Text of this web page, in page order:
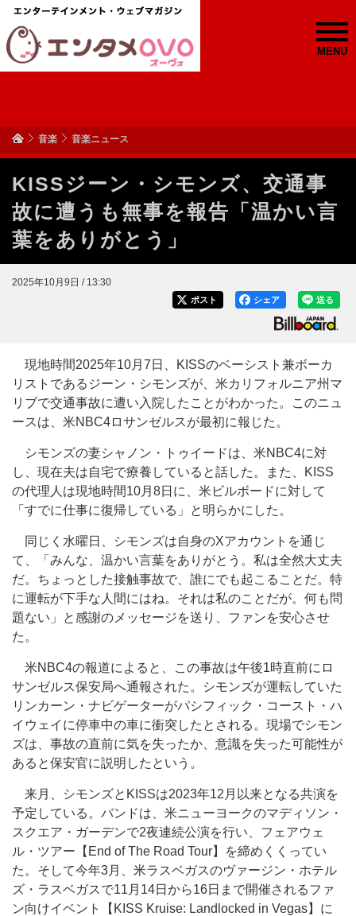
MENU
音楽 音楽ニュース
KISSジーン・シモンズ、交通事
故に遭うも無事を報告「温かい言
葉をありがとう」
2025年10月9日 / 13:30
送る
シェア
ポスト
現地時間2025年10月7日、KISSのベーシスト兼ボーカ
リストであるジーン・シモンズが、米カリフォルニア州マ
リブで交通事故に遭い入院したことがわかった。このニュ
ースは、米NBC4ロサンゼルスが最初に報じた。
シモンズの妻シャノン・トゥイードは、米NBC4に対
し、現在夫は自宅で療養していると話した。また、KISS
の代理人は現地時間10月8日に、米ビルボードに対して
「すでに仕事に復帰している」と明らかにした。
同じく水曜日、シモンズは自身のXアカウントを通じ
て、「みんな、温かい言葉をありがとう。私は全然大丈夫
だ。ちょっとした接触事故で、誰にでも起こることだ。特
に運転が下手な人間にはね。それは私のことだが。何も問
題ない」と感謝のメッセージを送り、ファンを安心させ
た。
米NBC4の報道によると、この事故は午後1時直前にロ
サンゼルス保安局へ通報された。シモンズが運転していた
リンカーン・ナビゲーターがパシフィック・コースト・ハ
イウェイに停車中の車に衝突したとされる。現場でシモン
ズは、事故の直前に気を失ったか、意識を失った可能性が
あると保安官に説明したという。
来月、シモンズとKISSは2023年12月以来となる共演を
予定している。バンドは、米ニューヨークのマディソン・
スクエア・ガーデンで2夜連続公演を行い、フェアウェ
ル・ツアー【End of The Road Tour】を締めくくってい
た。そして今年3月、米ラスベガスのヴァージン・ホテル
ズ・ラスベガスで11月14日から16日まで開催されるファ
ン向けイベント【KISS Kruise: Landlocked in Vegas】に